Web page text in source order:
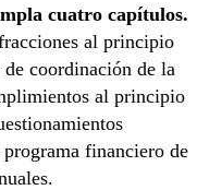
cuatro capítulos.
al principio
coordinación de la
al principio
financiero de